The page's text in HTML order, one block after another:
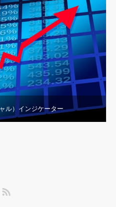
ル）インジケーター